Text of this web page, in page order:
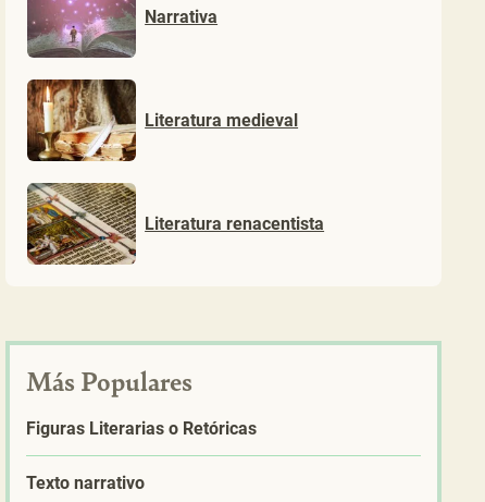
Narrativa
Literatura medieval
Literatura renacentista
Más Populares
Figuras Literarias o Retóricas
Texto narrativo